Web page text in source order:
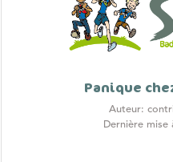
Panique
Auteur:
Dernière mise